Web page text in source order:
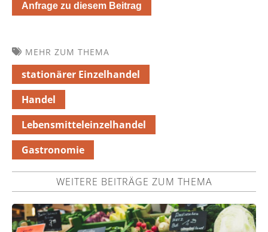
Anfrage zu diesem Beitrag
MEHR ZUM THEMA
stationärer Einzelhandel
Handel
Lebensmitteleinzelhandel
Gastronomie
WEITERE BEITRÄGE ZUM THEMA